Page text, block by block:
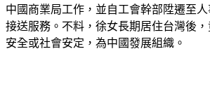
中國商業局工作，並自工會幹部陞遷至
接送服務。不料，徐女長期居住台灣後
安全或社會安定，為中國發展組織。